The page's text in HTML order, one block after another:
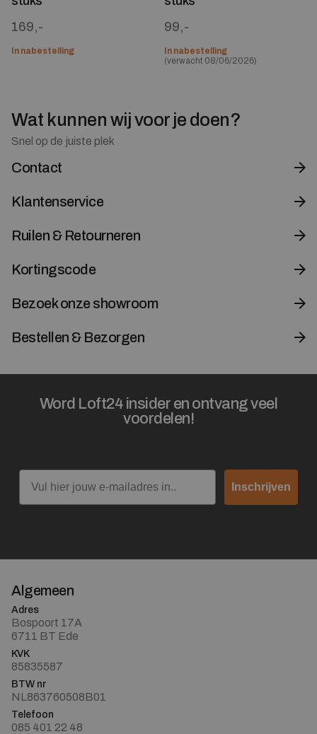
169,-
In nabestelling
99,-
In nabestelling
(verwacht 08/06/2026)
Wat kunnen wij voor je doen?
Snel op de juiste plek
Contact
Klantenservice
Ruilen & Retourneren
Kortingscode
Bezoek onze showroom
Bestellen & Bezorgen
Word Loft24 insider en ontvang veel
voordelen!
Email
Inschrijven
Algemeen
Adres
Bospoort 17A
6711 BT Ede
KVK
85835587
BTW nr
NL863760508B01
Telefoon
085 401 22 48